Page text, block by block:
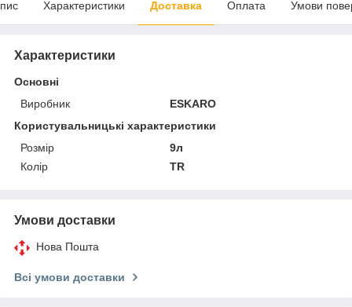
Характеристики Доставка Оплата Умови
Характеристики
Основні
Виробник
ESKARO
Користувальницькі характеристики
Розмір
9л
Колір
TR
Умови доставки
Нова Пошта
Всі умови доставки